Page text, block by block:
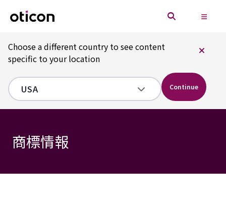
Choose a different country to see content
specific to your location
Continue
商標情報